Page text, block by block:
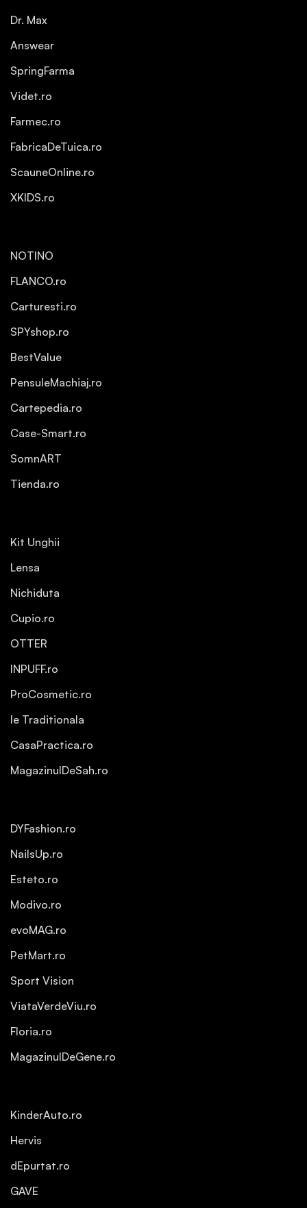
Dr. Max
Answear
SpringFarma
Videt.ro
Farmec.ro
FabricaDeTuica.ro
ScauneOnline.ro
XKIDS.ro
NOTINO
FLANCO.ro
Carturesti.ro
SPYshop.ro
BestValue
PensuleMachiaj.ro
Cartepedia.ro
Case-Smart.ro
SomnART
Tienda.ro
Kit Unghii
Lensa
Nichiduta
Cupio.ro
OTTER
INPUFF.ro
ProCosmetic.ro
Ie Traditionala
CasaPractica.ro
MagazinulDeSah.ro
DYFashion.ro
NailsUp.ro
Esteto.ro
Modivo.ro
evoMAG.ro
PetMart.ro
Sport Vision
ViataVerdeViu.ro
Floria.ro
MagazinulDeGene.ro
KinderAuto.ro
Hervis
dEpurtat.ro
GAVE